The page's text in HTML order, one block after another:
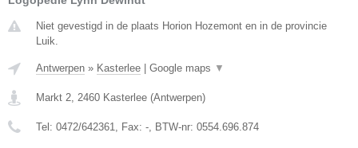
Niet gevestigd in de plaats Horion Hozemont en in de provincie
Luik.
Antwerpen » Kasterlee | Google maps ▼
Markt 2 2460 Kasterlee (Antwerpen)
Tel: 0472/642361 , Fax: - , BTW-nr: 0554.696.874